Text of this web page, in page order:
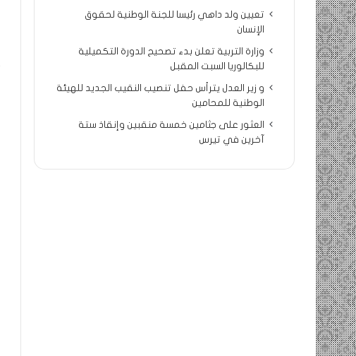
تعيين ولد داهي رئيسا للجنة الوطنية لحقوق
الإنسان
وزارة التربية تعلن بدء تصحيح الدورة التكميلية
للبكالوريا السبت المقبل
و زير العدل يترأس حفل تنصيب النقيب الجديد للهيئة
الوطنية للمحامين
العثور على جثامين خمسة منقبين وإنقاذ ستة
آخرين في تيرس